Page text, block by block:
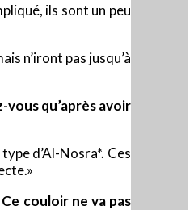
ils sont un peu
n’iront pas jusqu’à
qu’après avoir
d’Al-Nosra*. Ces
couloir ne va pas